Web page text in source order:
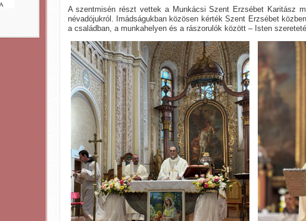
A szentmisén részt vettek a Munkácsi Szent Erzsébet Karitász
névadójukról. Imádságukban közösen kérték Szent Erzsébet
a családban, a munkahelyen és a rászorulók között – Isten